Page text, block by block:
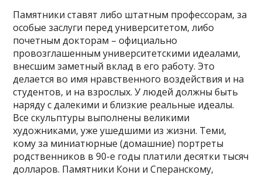
Памятники ставят либо штатным профессорам, за
особые заслуги перед университетом, либо
почетным докторам – официально
провозглашенным университетскими идеалами,
внесшим заметный вклад в его работу. Это
делается во имя нравственного воздействия и на
студентов, и на взрослых. У людей должны быть
наряду с далекими и близкие реальные идеалы.
Все скульптуры выполнены великими
художниками, уже ушедшими из жизни. Теми,
кому за миниатюрные (домашние) портреты
родственников в 90-е годы платили десятки тысяч
долларов. Памятники Кони и Сперанскому,